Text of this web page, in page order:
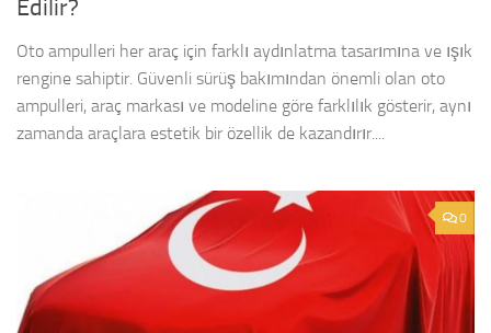
Edilir?
Oto ampulleri her araç için farklı aydınlatma tasarımına ve ışık
rengine sahiptir. Güvenli sürüş bakımından önemli olan oto
ampulleri, araç markası ve modeline göre farklılık gösterir, aynı
zamanda araçlara estetik bir özellik de kazandırır....
0